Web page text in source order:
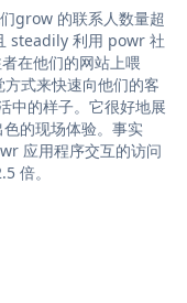
grow 的联系人数量超
steadily 利用 powr 社
在他们的网站上喂
式来快速向他们的客
中的样子。它很好地展
的现场体验。事实
应用程序交互的访问
倍。